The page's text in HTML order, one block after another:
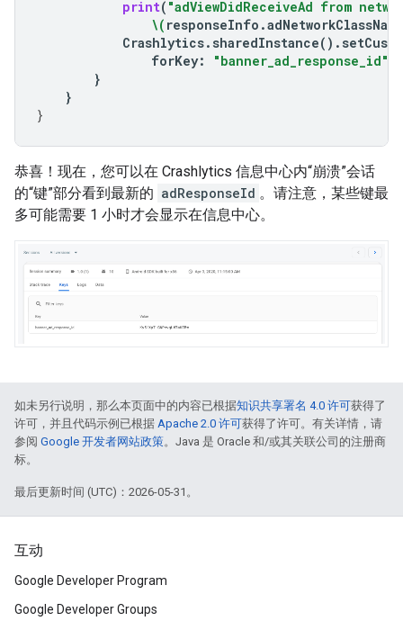
print( "adViewDidReceiveAd from
\( responseInfo .adNetworkClassName
Crashlytics. sharedInstance().
forKey: "banner_ad_response_id"
}
}
}
恭喜！现在，您可以在 Crashlytics 信息中心内“崩溃”会话
的“键”部分看到最新的 adResponseId 。请注意，某些键最
多可能需要 1 小时才会显示在信息中心。
如未另行说明，那么本页面中的内容已根据知识共享署名 4.0 许可获得了
许可，并且代码示例已根据 Apache 2.0 许可获得了许可。有关详情，请
参阅 Google 开发者网站政策。Java 是 Oracle 和/或其关联公司的注册商
标。
最后更新时间 (UTC)：2026-05-31。
互动
Google Developer Program
Google Developer Groups